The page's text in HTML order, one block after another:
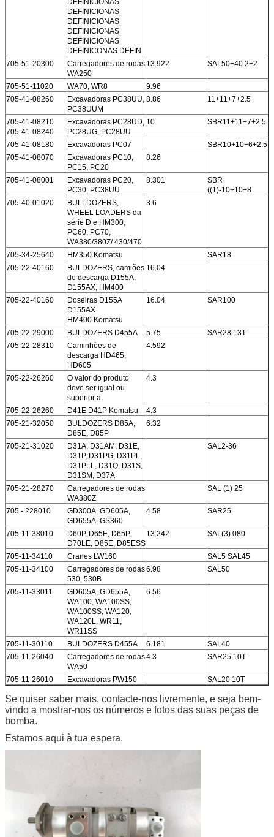
DEFINICIONAS
DEFINICIONAS
DEFINICIONAS
DEFINICIONAS
DEFINICIONAS
DEFINICONAS DEFIN
705-51-20300
Carregadores de rodas
WA250
13.922 SAL50+40 2+2
705-51-11020 WA70, WR8
9.96
705-41-08260
Excavadoras PC38UU,
PC38UUM
8.86 11+11+7+2.5
705-41-08210
705-41-08240
Excavadoras PC28UD,
PC28UG, PC28UU
10 SBR11+11+7+2.5
705-41-08180 Excavadoras PC07
SBR10+10+6+2.5
705-41-08070
Excavadoras PC10,
PC15, PC20
8.26
705-41-08001
Excavadoras PC20,
PC30, PC38UU
8.301
SBR
((1)-10+10+8
705-40-01020
BULLDOZERS,
WHEEL LOADERS da
série D e HM300,
PC60, PC70,
WA380/380Z/ 430/470
3.6
705-34-25640 HM350 Komatsu
SAR18
705-22-40160
BULDOZERS, camiões
de descarga D155A,
D155AX, HM400
16.04
705-22-40160
Doseiras D155A
D155AX
HM400 Komatsu
16.04 SAR100
705-22-29000 BULDOZERS D455A 5.75
SAR28 13T
705-22-28310
Caminhões de
descarga HD465,
HD605
4.592
705-22-26260
O valor do produto
deve ser igual ou
superior a:
4.3
705-22-26260 D41E D41P Komatsu
4.3
705-21-32050
BULDOZERS D85A,
D85E, D85P
6.32
705-21-31020
D31A, D31AM, D31E,
D31P, D31PG, D31PL,
D31PLL, D31Q, D31S,
D31SM, D37A
SAL2-36
705-21-28270
Carregadores de rodas
WA380Z
SAL (1) 25
705 - 228010
GD300A, GD605A,
GD655A, GS360
4.58 SAR25
705-11-38010
D60P, D65E, D65P,
D70LE, D85E, D85ESS
13.242 SAL(3) 080
705-11-34110 Cranes LW160
SAL5 SAL45
705-11-34100
Carregadores de rodas
530, 530B
6.98 SAL50
705-11-33011
GD605A, GD655A,
WA100, WA100SS,
WA100SS, WA120,
WA120L, WR11,
WR11SS
6.56
705-11-30110 BULDOZERS D455A 6.181
SAL40
705-11-26040
Carregadores de rodas
WA50
4.3 SAR25 10T
705-11-26010 Excavadoras PW150 SAL20 10T
Se quiser saber mais, contacte-nos livremente, e seja bem-
vindo a mostrar-nos os números e fotos das suas peças de
bomba.
Estamos aqui à tua espera.